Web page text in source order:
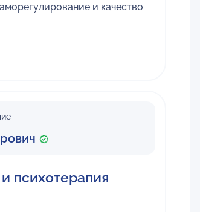
и качество
психотерапия